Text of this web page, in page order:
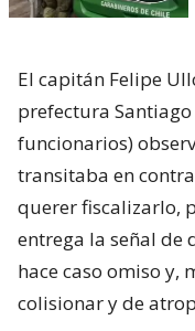
El capitán Felipe
prefectura
funcionarios)
transitaba en
querer fiscalizarlo,
entrega la señal de
hace caso omiso y,
colisionar y de